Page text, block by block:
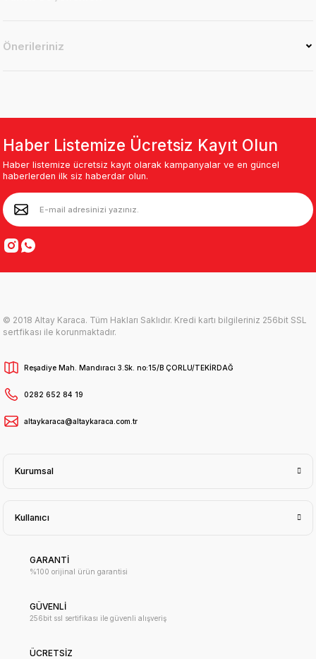
Önerileriniz
Haber Listemize Ücretsiz Kayıt Olun
Haber listemize ücretsiz kayıt olarak kampanyalar ve en güncel
haberlerden ilk siz haberdar olun.
© 2018 Altay Karaca. Tüm Hakları Saklıdır. Kredi kartı bilgileriniz 256bit SSL
sertfikası ile korunmaktadır.
Reşadiye Mah. Mandıracı 3.Sk. no:15/B ÇORLU/TEKİRDAĞ
0282 652 84 19
altaykaraca@altaykaraca.com.tr
Kurumsal
Kullanıcı
GARANTİ
%100 orijinal ürün garantisi
GÜVENLİ
256bit ssl sertifikası ile güvenli alışveriş
ÜCRETSİZ